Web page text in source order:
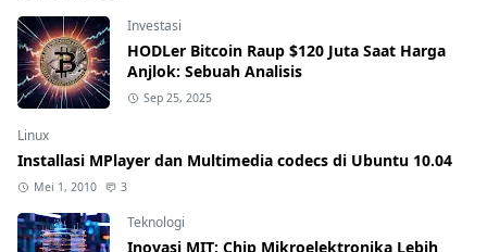
Investasi
HODLer Bitcoin Raup $120 Juta Saat Harga
Anjlok: Sebuah Analisis
Sep 25, 2025
Linux
Installasi MPlayer dan Multimedia codecs di Ubuntu 10.04
Mei 1, 2010 3
Teknologi
Inovasi MIT: Chip Mikroelektronika Lebih